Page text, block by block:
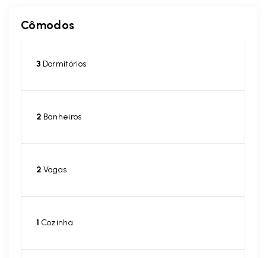
Cômodos
3 Dormitórios
2 Banheiros
2 Vagas
1 Cozinha